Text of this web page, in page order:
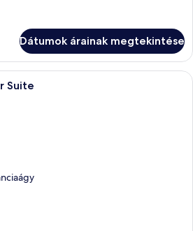
Dátumok árainak megtekintése
Egy modern hálószoba, amelyben
Suite